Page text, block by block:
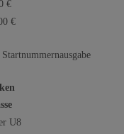
€
€
U8